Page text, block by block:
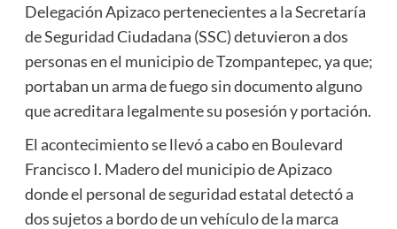
Delegación Apizaco pertenecientes a la Secretaría
de Seguridad Ciudadana (SSC) detuvieron a dos
personas en el municipio de Tzompantepec, ya que;
portaban un arma de fuego sin documento alguno
que acreditara legalmente su posesión y portación.
El acontecimiento se llevó a cabo en Boulevard
Francisco I. Madero del municipio de Apizaco
donde el personal de seguridad estatal detectó a
dos sujetos a bordo de un vehículo de la marca